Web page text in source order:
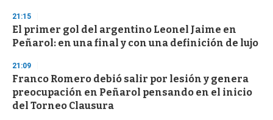
21:15
El primer gol del argentino Leonel Jaime en
Peñarol: en una final y con una definición de lujo
21:09
Franco Romero debió salir por lesión y genera
preocupación en Peñarol pensando en el inicio
del Torneo Clausura